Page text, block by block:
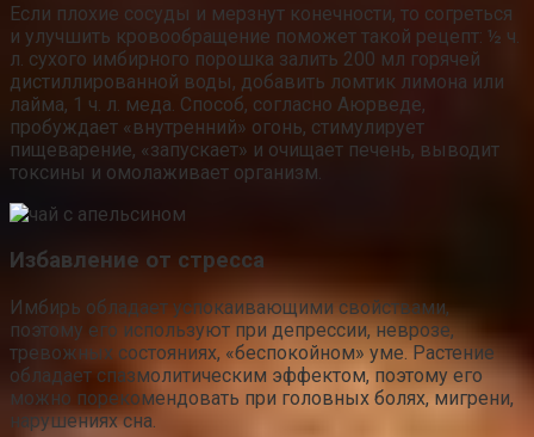
Если плохие сосуды и мерзнут конечности, то согреться
и улучшить кровообращение поможет такой рецепт: ½ ч.
л. сухого имбирного порошка залить 200 мл горячей
дистиллированной воды, добавить ломтик лимона или
лайма, 1 ч. л. меда. Способ, согласно Аюрведе,
пробуждает «внутренний» огонь, стимулирует
пищеварение, «запускает» и очищает печень, выводит
токсины и омолаживает организм.
Избавление от стресса
Имбирь обладает успокаивающими свойствами,
поэтому его используют при депрессии, неврозе,
тревожных состояниях, «беспокойном» уме. Растение
обладает спазмолитическим эффектом, поэтому его
можно порекомендовать при головных болях, мигрени,
нарушениях сна.